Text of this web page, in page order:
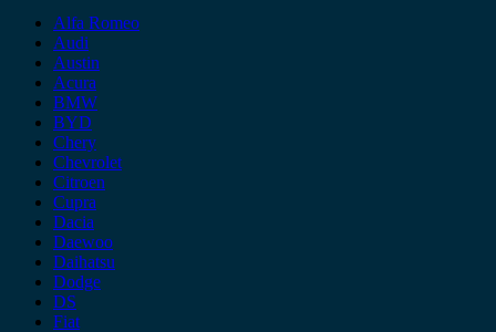
Alfa Romeo
Audi
Austin
Acura
BMW
BYD
Chery
Chevrolet
Citroen
Cupra
Dacia
Daewoo
Daihatsu
Dodge
DS
Fiat